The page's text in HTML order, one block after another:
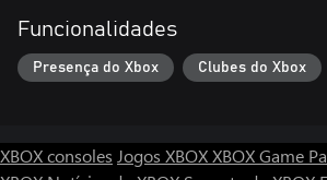
Funcionalidades
Presença do Xbox Clubes do Xbox
XBOX consoles Jogos XBOXXBOX Game